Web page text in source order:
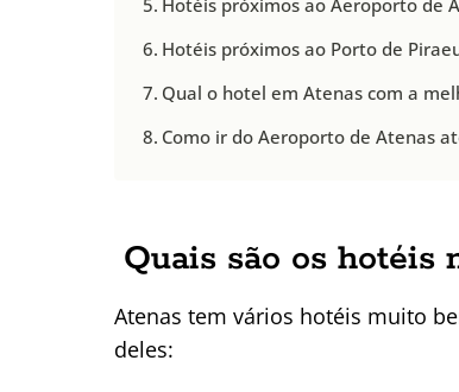
Hotéis próximos ao Porto de
Qual o hotel em Atenas com a
Como ir do Aeroporto de Atenas
Quais são os hotéis
Atenas tem vários hotéis muito
deles: